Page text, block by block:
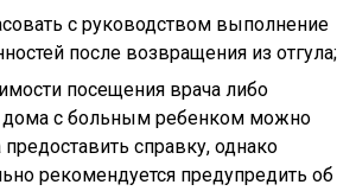
с руководством выполнение
после возвращения из отгула;
посещения врача либо
дома с больным ребенком можно
предоставить справку, однако
рекомендуется предупредить об